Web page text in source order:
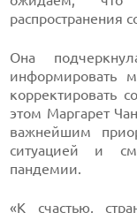
распространения
Она
информировать
корректировать
этом Маргарет
важнейшим
ситуацией и
пандемии.
«К счастью,